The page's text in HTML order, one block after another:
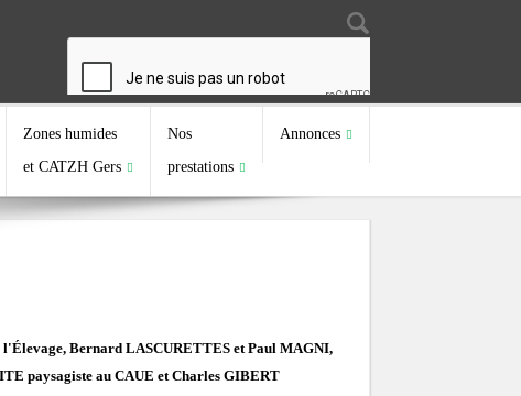
Search form
Zones humides
et CATZH Gers
Nos
prestations
Annonces
Bernard LASCURETTES et Paul MAGNI,
paysagiste au CAUE et Charles GIBERT